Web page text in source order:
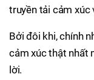
truyền tải cảm xúc
Bởi đôi khi, chính
cảm xúc thật nhất
lời.